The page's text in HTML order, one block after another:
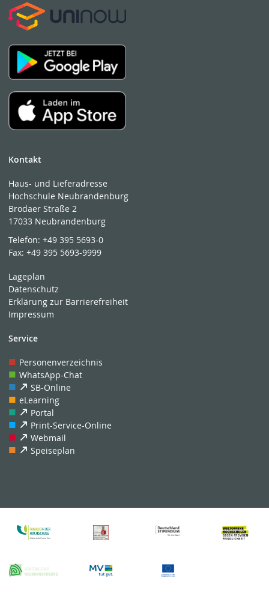
Kontakt
Haus- und Lieferadresse
Hochschule Neubrandenburg
Brodaer Straße 2
17033 Neubrandenburg
Telefon:+49 395 5693-0
Fax:+49 395 5693-9999
Lageplan
Datenschutz
Erklärung zur Barrierefreiheit
Impressum
Service
Personenverzeichnis
WhatsApp-Chat
SB-Online
eLearning
Portal
Print-Service-Online
Webmail
Speiseplan